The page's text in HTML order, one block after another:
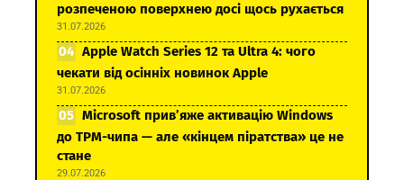
розпеченою поверхнею досі щось рухається
31.07.2026
Apple Watch Series 12 та Ultra 4: чого
чекати від осінніх новинок Apple
31.07.2026
Microsoft прив’яже активацію Windows
до TPM-чипа — але «кінцем піратства» це не
стане
29.07.2026